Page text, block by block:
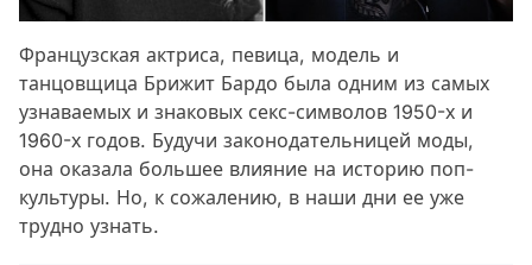
Французская актриса, певица, модель и
танцовщица Брижит Бардо была одним из самых
узнаваемых и знаковых секс-символов 1950-х и
1960-х годов. Будучи законодательницей моды,
она оказала большее влияние на историю поп-
культуры. Но, к сожалению, в наши дни ее уже
трудно узнать.